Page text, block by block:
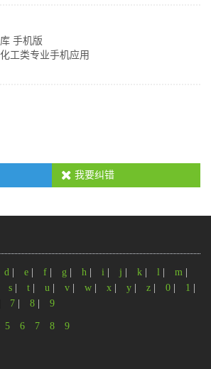
手机版
工类专业手机应用
我要纠错
d e f g h i j k l m
s t u v w x y z 0 1
7 8 9
5 6 7 8 9